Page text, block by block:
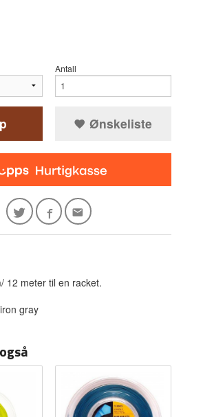
Antall
Ønskeliste
12 meter til en racket.
gray